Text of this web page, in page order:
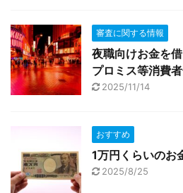
審査に関する情報
夜職向けお金を
プロミス等消費
2025/11/14
おすすめ
1万円くらいのお
2025/8/25